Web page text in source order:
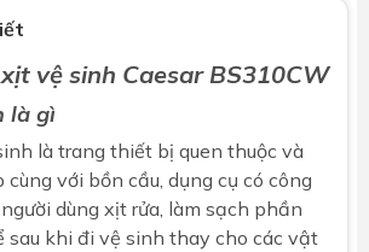
vệ sinh Caesar BS310CW
là gì
là trang thiết bị quen thuộc và
với bồn cầu, dụng cụ có công
dùng xịt rửa, làm sạch phần
sau khi đi vệ sinh thay cho các vật